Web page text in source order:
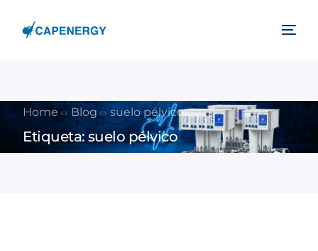
Home Blog suelo pélvico
Etiqueta:suelo pélvico